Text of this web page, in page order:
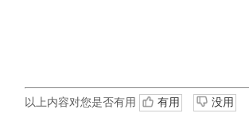
以上内容对您是否有用 有用 没用